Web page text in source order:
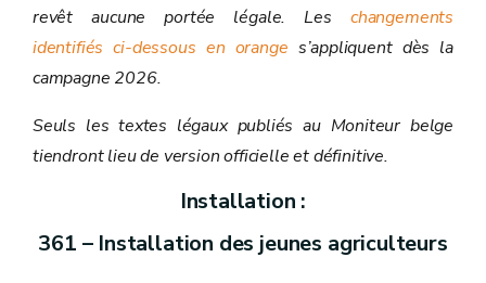
revêt aucune portée légale. Les changements
identifiés ci-dessous en orange s’appliquent dès la
campagne 2026.
Seuls les textes légaux publiés au Moniteur belge
tiendront lieu de version officielle et définitive.
Installation :
361 – Installation des jeunes agriculteurs